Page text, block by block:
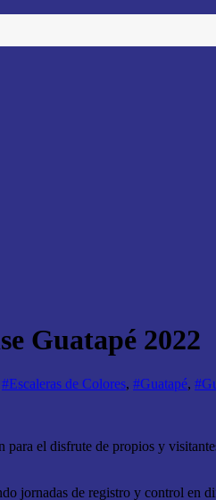
Guatapé 2022
#Escaleras de Colores, #Guatapé,
el disfrute de propios y
jornadas de registro y control en